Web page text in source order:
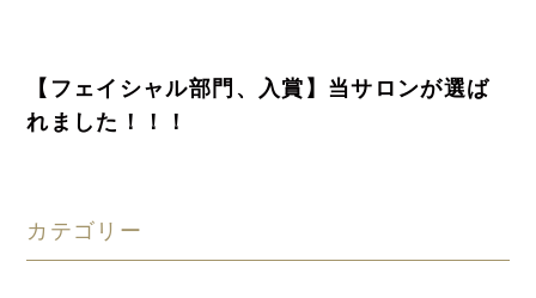
【フェイシャル部門、入賞】当サロンが選ば
れました！！！
カテゴリー